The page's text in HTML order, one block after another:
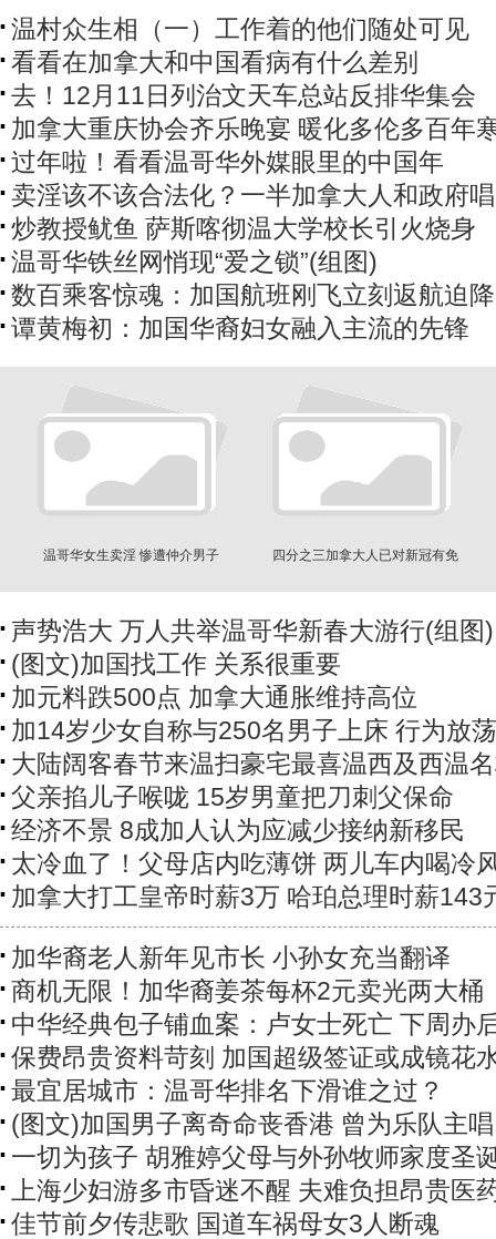
温村众生相（一）工作着的他们随处可见
看看在加拿大和中国看病有什么差别
去！12月11日列治文天车总站反排华集会
加拿大重庆协会齐乐晚宴 暖化多伦多百年
过年啦！看看温哥华外媒眼里的中国年
卖淫该不该合法化？一半加拿大人和政府
炒教授鱿鱼 萨斯喀彻温大学校长引火烧身
温哥华铁丝网悄现“爱之锁”(组图)
数百乘客惊魂：加国航班刚飞立刻返航迫降
谭黄梅初：加国华裔妇女融入主流的先锋
温哥华女生卖淫 惨遭仲介男子
四分之三加拿大人已对新冠有免
声势浩大 万人共举温哥华新春大游行(组图)
(图文)加国找工作 关系很重要
加元料跌500点 加拿大通胀维持高位
加14岁少女自称与250名男子上床 行为放荡
大陆阔客春节来温扫豪宅最喜温西及西温
父亲掐儿子喉咙 15岁男童把刀刺父保命
经济不景 8成加人认为应减少接纳新移民
太冷血了！父母店内吃薄饼 两儿车内喝冷
加拿大打工皇帝时薪3万 哈珀总理时薪143
加华裔老人新年见市长 小孙女充当翻译
商机无限！加华裔姜茶每杯2元卖光两大桶
中华经典包子铺血案：卢女士死亡 下周办
保费昂贵资料苛刻 加国超级签证或成镜花
最宜居城市：温哥华排名下滑谁之过？
(图文)加国男子离奇命丧香港 曾为乐队主唱
一切为孩子 胡雅婷父母与外孙牧师家度圣
上海少妇游多市昏迷不醒 夫难负担昂贵医
佳节前夕传悲歌 国道车祸母女3人断魂